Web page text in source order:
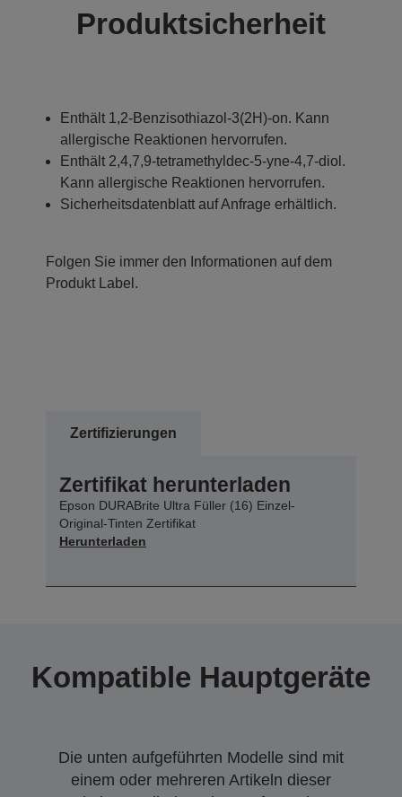
Produktsicherheit
Enthält 1,2-Benzisothiazol-3(2H)-on. Kann
allergische Reaktionen hervorrufen.
Enthält 2,4,7,9-tetramethyldec-5-yne-4,7-diol.
Kann allergische Reaktionen hervorrufen.
Sicherheitsdatenblatt auf Anfrage erhältlich.
Folgen Sie immer den Informationen auf dem
Produkt Label.
Zertifizierungen
Zertifikat herunterladen
Epson DURABrite Ultra Füller (16) Einzel-
Original-Tinten Zertifikat
Herunterladen
Kompatible Hauptgeräte
Die unten aufgeführten Modelle sind mit
einem oder mehreren Artikeln dieser